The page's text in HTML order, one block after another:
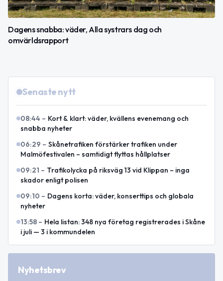
Dagens snabba: väder, Alla systrars dag och
omvärldsrapport
Senaste nytt
08:44 – Kort & klart: väder, kvällens evenemang och
snabba nyheter
06:29 – Skånetrafiken förstärker trafiken under
Malmöfestivalen – samtidigt flyttas hållplatser
09:21 – Trafikolycka på riksväg 13 vid Klippan – inga
skador enligt polisen
09:10 – Dagens korta: väder, konserttips och globala
nyheter
13:58 – Hela listan: 348 nya företag registrerades i Skåne
i juli — 3 i kommundelen
Nyhetsbrev